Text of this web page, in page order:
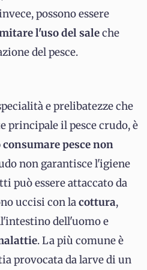
possono essere
l'uso del saleche
del pesce.
e prelibatezze che
principale il pesce crudo, è
pesce non
non garantisce l'igiene
può essere attaccato da
uccisi con lacottura,
dell'uomo e
. La più comune è
provocata da larve di un